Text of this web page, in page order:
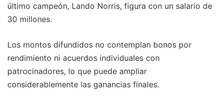
último campeón, Lando Norris, figura con un salario de
30 millones.
Los montos difundidos no contemplan bonos por
rendimiento ni acuerdos individuales con
patrocinadores, lo que puede ampliar
considerablemente las ganancias finales.